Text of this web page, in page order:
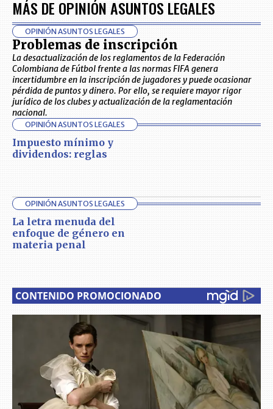
MÁS DE OPINIÓN ASUNTOS LEGALES
OPINIÓN ASUNTOS LEGALES
Problemas de inscripción
La desactualización de los reglamentos de la Federación
Colombiana de Fútbol frente a las normas FIFA genera
incertidumbre en la inscripción de jugadores y puede ocasionar
pérdida de puntos y dinero. Por ello, se requiere mayor rigor
jurídico de los clubes y actualización de la reglamentación
nacional.
OPINIÓN ASUNTOS LEGALES
Impuesto mínimo y
dividendos: reglas
OPINIÓN ASUNTOS LEGALES
La letra menuda del
enfoque de género en
materia penal